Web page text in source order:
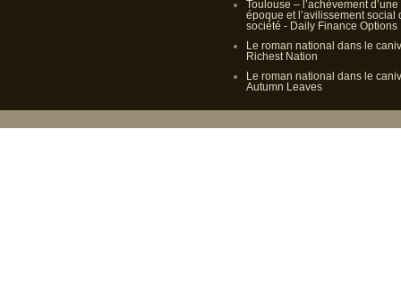
Toulouse – l’achèvement d’une
époque et l’avilissement social
société - Daily Finance Options
Le roman national dans le
Richest Nation
Le roman national dans le
Autumn Leaves